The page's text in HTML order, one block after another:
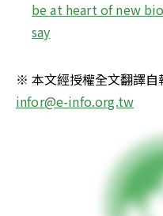
be at heart of new
say
※ 本文經授權全文翻譯自
infor@e-info.org.tw